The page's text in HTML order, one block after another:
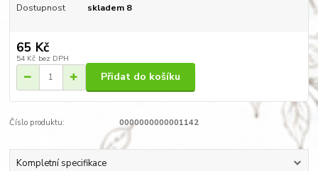
Dostupnost skladem 8
65 Kč
54 Kč bez DPH
Přidat do košíku
Číslo produktu: 0000000000001142
Kompletní specifikace